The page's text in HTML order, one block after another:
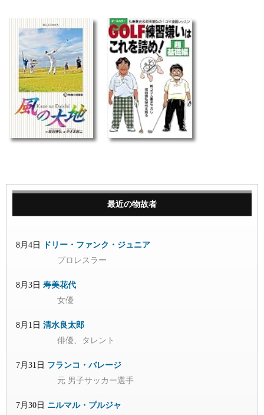
最近の物故者
8月4日
ドリー・ファンク・ジュニア
プロレスラー
8月3日 寿美花代
女優
8月1日 清水良太郎
俳優、タレント
7月31日 フランコ・バレージ
元 男子サッカー選手
7月30日 ニルマル・プルジャ